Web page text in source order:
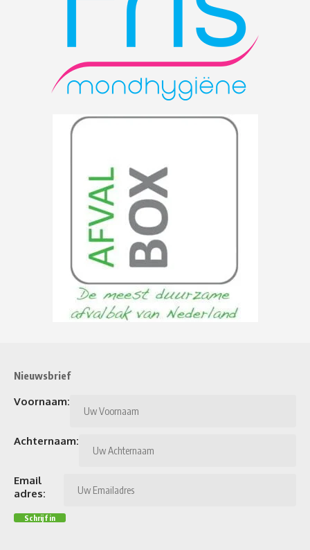
Nieuwsbrief
Voornaam:
Achternaam:
Email
adres: